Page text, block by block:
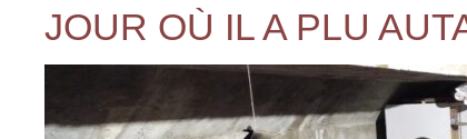
JOUR OÙ IL A PLU